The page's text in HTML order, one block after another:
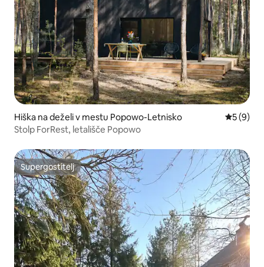
Hiška na deželi v mestu Popowo-Letnisko
5 (9)
Stolp ForRest, letališče Popowo
Supergostitelj
Supergostitelj